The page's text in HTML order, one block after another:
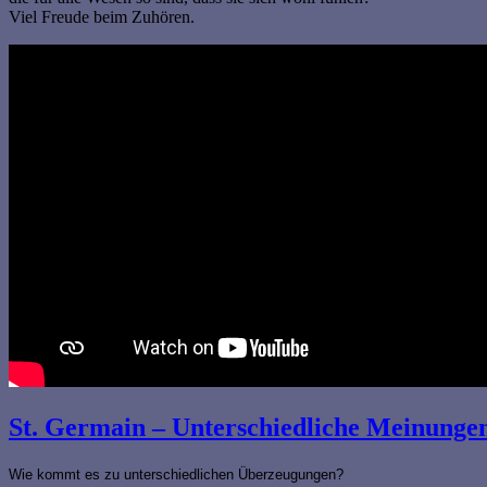
Viel Freude beim Zuhören.
St. Germain – Unterschiedliche
Wie kommt es zu unterschiedlichen Überzeugungen?